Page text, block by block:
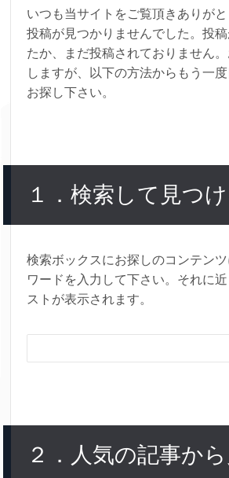
いつも当サイトをご覧頂きありがと
投稿が見つかりませんでした。投
たか、まだ投稿されておりません
しますが、以下の方法からもう一
お探し下さい。
１．検索して見つ
検索ボックスにお探しのコンテン
ワードを入力して下さい。それに
ストが表示されます。
２．人気の記事か